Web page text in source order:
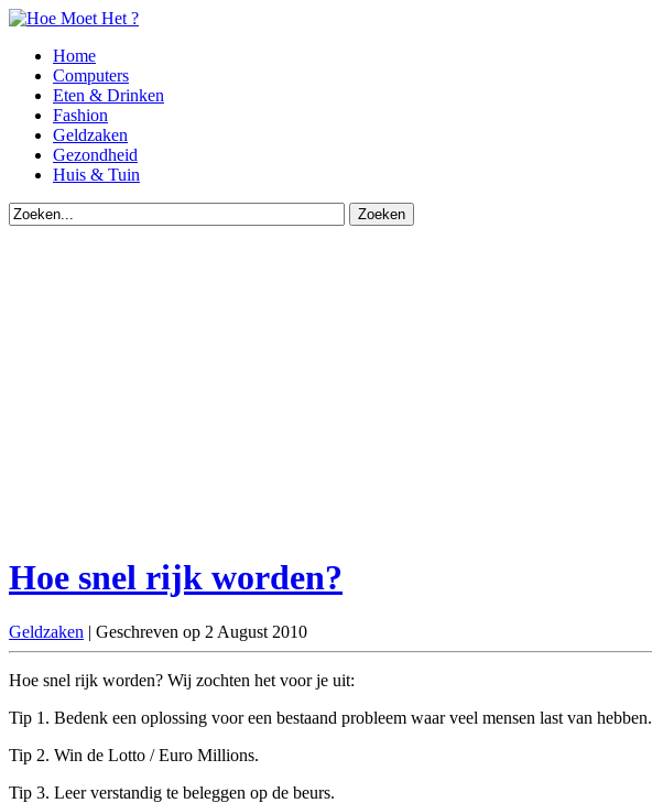
Home
Computers
Eten & Drinken
Fashion
Geldzaken
Gezondheid
Huis & Tuin
Hoe snel rijk worden?
Geldzaken | Geschreven op 2 August 2010
Hoe snel rijk worden? Wij zochten het voor je uit:
Tip 1. Bedenk een oplossing voor een bestaand probleem waar veel mensen last van hebben.
Tip 2. Win de Lotto / Euro Millions.
Tip 3. Leer verstandig te beleggen op de beurs.